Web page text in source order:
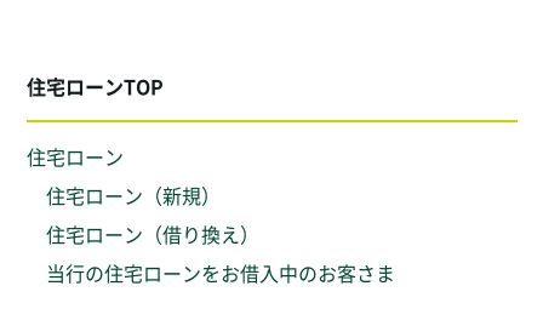
住宅ローンTOP
住宅ローン
住宅ローン（新規）
住宅ローン（借り換え）
当行の住宅ローンをお借入中のお客さま